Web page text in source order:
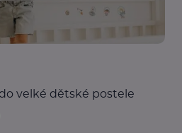
velké dětské postele